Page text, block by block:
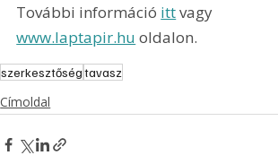
További információ itt vagy
www.laptapir.hu oldalon.
szerkesztőségtavasz
Címoldal